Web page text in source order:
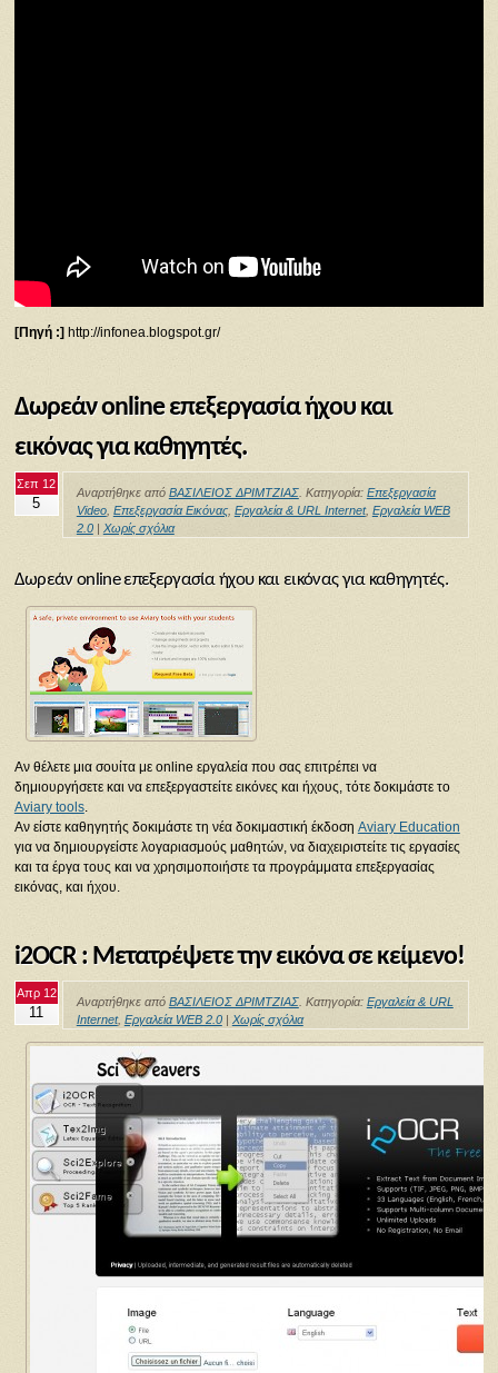
[Πηγή :] http://infonea.blogspot.gr/
Δωρεάν online επεξεργασία ήχου και
εικόνας για καθηγητές.
Σεπ 12
5
Αναρτήθηκε από ΒΑΣΙΛΕΙΟΣ ΔΡΙΜΤΖΙΑΣ. Κατηγορία: Επεξεργασία
Video, Επεξεργασία Εικόνας, Εργαλεία & URL Internet, Εργαλεία WEB
2.0| Χωρίς σχόλια
Δωρεάν online επεξεργασία ήχου και εικόνας για καθηγητές.
Αν θέλετε μια σουίτα με online εργαλεία που σας επιτρέπει να
δημιουργήσετε και να επεξεργαστείτε εικόνες και ήχους, τότε δοκιμάστε το
Aviary tools.
Αν είστε καθηγητής δοκιμάστε τη νέα δοκιμαστική έκδοση Aviary Education
για να δημιουργείστε λογαριασμούς μαθητών, να διαχειριστείτε τις εργασίες
και τα έργα τους και να χρησιμοποιήστε τα προγράμματα επεξεργασίας
εικόνας, και ήχου.
i2OCR : Μετατρέψετε την εικόνα σε κείμενο!
Απρ 12
11
Αναρτήθηκε από ΒΑΣΙΛΕΙΟΣ ΔΡΙΜΤΖΙΑΣ. Κατηγορία: Εργαλεία & URL
Internet, Εργαλεία WEB 2.0| Χωρίς σχόλια